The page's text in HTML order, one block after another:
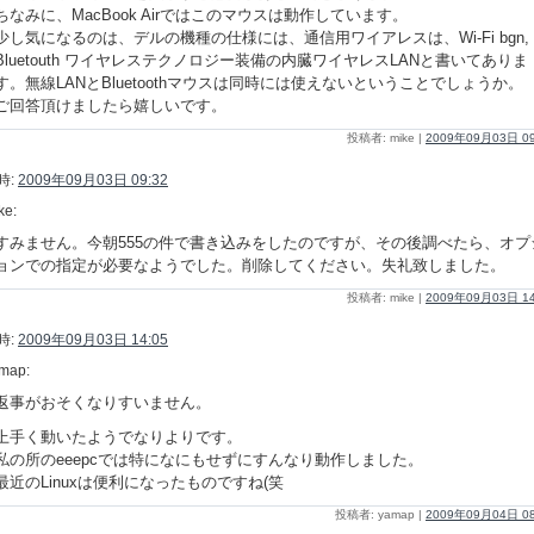
なみに、MacBook Airではこのマウスは動作しています。
し気になるのは、デルの機種の仕様には、通信用ワイアレスは、Wi-Fi bgn,
ワイヤレステクノロジー装備の内臓ワイヤレスLANと書いてありま
。無線LANとBluetoothマウスは同時には使えないということでしょうか。
回答頂けましたら嬉しいです。
投稿者: mike | 2009年09月03日
: 2009年09月03日 09:32
みません。今朝555の件で書き込みをしたのですが、その後調べたら、オプ
ンでの指定が必要なようでした。削除してください。失礼致しました。
投稿者: mike | 2009年09月03日
: 2009年09月03日 14:05
事がおそくなりすいません。
手く動いたようでなりよりです。
の所のeeepcでは特になにもせずにすんなり動作しました。
近のLinuxは便利になったものですね(笑
投稿者: yamap | 2009年09月04日